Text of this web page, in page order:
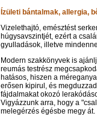
Ízületi bántalmak, allergia,
Vizelethajtó, emésztést
húgysavszintjét, ezért a
gyulladások, illetve
Modern szakkönyvek is
reumás testrész
hatásos, hiszen a
erősen kipirul, és
fájdalmakat okozó
Vigyázzunk arra, hogy a
melegérzés égésbe megy át.